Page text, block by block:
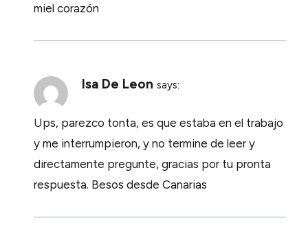
miel corazón
Isa De Leon says:
Ups, parezco tonta, es que estaba en el trabajo
y me interrumpieron, y no termine de leer y
directamente pregunte, gracias por tu pronta
respuesta. Besos desde Canarias